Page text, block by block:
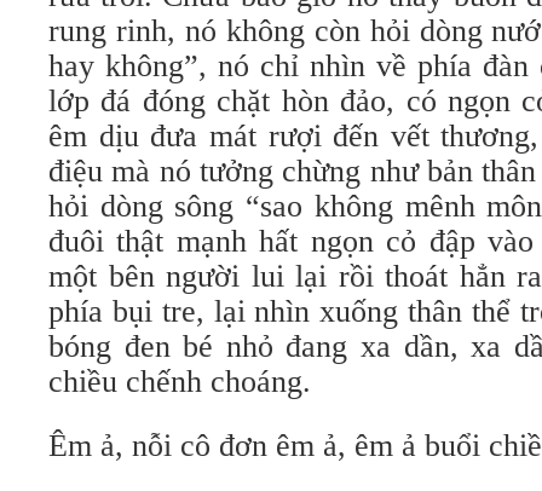
rung rinh, nó không còn hỏi dòng
hay không”, nó chỉ nhìn về phía
lớp đá đóng chặt hòn đảo, có ngọn
êm dịu đưa mát rượi đến vết
điệu mà nó tưởng chừng như bản
hỏi dòng sông “sao không mênh
đuôi thật mạnh hất ngọn cỏ đập
một bên người lui lại rồi thoát hẳn
phía bụi tre, lại nhìn xuống thân thể
bóng đen bé nhỏ đang xa dần, xa
chiều chếnh choáng.
Êm ả, nỗi cô đơn êm ả, êm ả buổi